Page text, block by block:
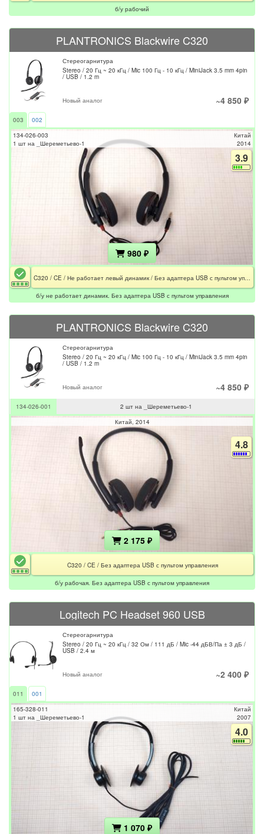
б/у рабочий
PLANTRONICS Blackwire C320
Стереогарнитура
Stereo / 20 Гц ~ 20 кГц / Mic 100 Гц - 10 кГц / MiniJack 3.5 mm 4pin
/ USB / 1.2 m
Новый аналог ~4 850 ₽
003
002
134-026-003
1 шт на _Шереметьево-1
Китай
2014
3.9
980 ₽
C320 / CE / Не работает левый динамик / Без адаптера USB с пультом управления
б/у не работает динамик. Без адаптера USB с пультом управления
PLANTRONICS Blackwire C320
Стереогарнитура
Stereo / 20 Гц ~ 20 кГц / Mic 100 Гц - 10 кГц / MiniJack 3.5 mm 4pin
/ USB / 1.2 m
Новый аналог ~4 850 ₽
134-026-001
2 шт на _Шереметьево-1
Китай 2014
4.8
2 175 ₽
C320 / CE / Без адаптера USB с пультом управления
б/у рабочая. Без адаптера USB с пультом управления
Logitech PC Headset 960 USB
Стереогарнитура
Stereo / 20 Гц ~ 20 кГц / 32 Ом / 111 дБ / Mic -44 дБВ/Па ± 3 дБ /
USB / 2.4 м
Новый аналог ~2 400 ₽
011
001
165-328-011
1 шт на _Шереметьево-1
Китай
2007
4.0
1 070 ₽